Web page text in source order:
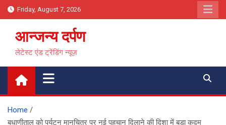
Skip
to
content
Friday, August 7, 2026
आन्जन्य दर्पण
लेटेस्ट एंड ट्रेंडिंग न्यूज़
Home
बधाणीताल को पर्यटन मानचित्र पर नई पहचान दिलाने की दिशा में बड़ा कदम